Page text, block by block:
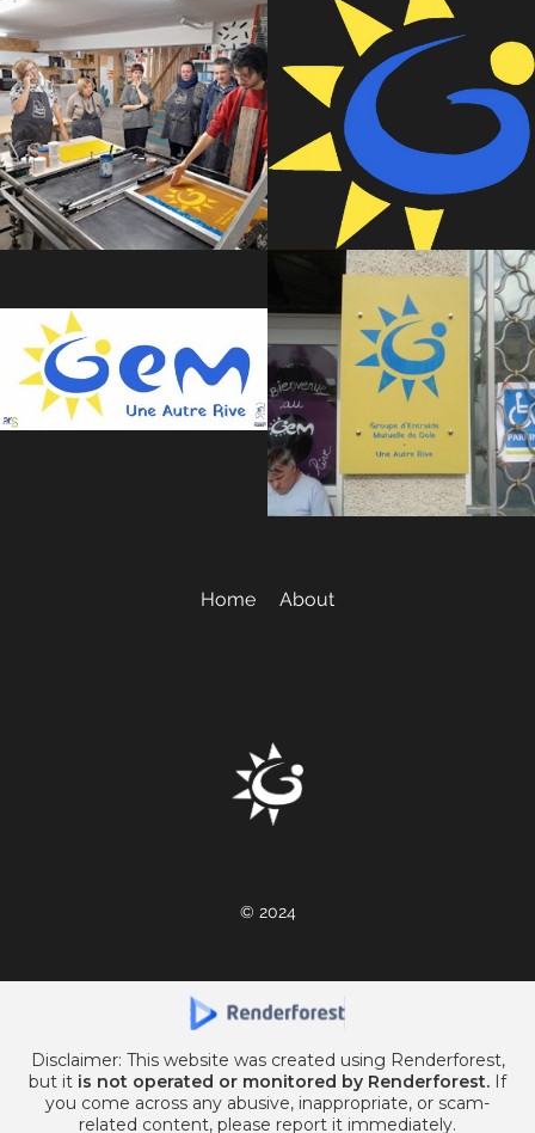
Home About
© 2024
Disclaimer: This website was created using Renderforest,
but it is not operated or monitored by Renderforest. If
you come across any abusive, inappropriate, or scam-
related content, please report it immediately.